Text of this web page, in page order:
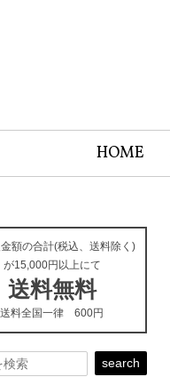
HOME
額の合計(税込、送料除く)
が15,000円以上にて
送料無料
送料全国一律 600円
search